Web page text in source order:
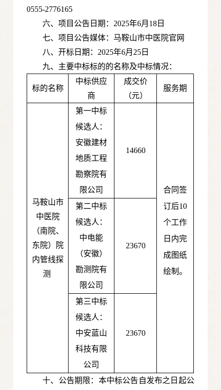
0555-2776165
六、项目公告日期：2025年6月18日
七、项目公告媒体：马鞍山市中医院官网
八、开标日期：2025年6月25日
九、主要中标标的的名称及中标情况：
标的名称
中标供应
商
成交价
（元）
服务期
马鞍山市
中医院
（南院、
东院）院
内管线探
测
第一中标
候选人：
安徽建材
地质工程
勘察院有
限公司
14660
合同签
订后10
个工作
日内完
成图纸
绘制。
第二中标
候选人：
中电能
（安徽）
勘测院有
限公司
23670
第三中标
候选人：
中安蓝山
科技有限
公司
23670
十、公告期限：本中标公告自发布之日起公